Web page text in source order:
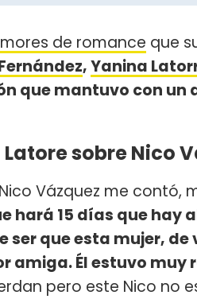
de romance que
,Yanina
que mantuvo con un
sobre Nico
Vázquez me contó,
hará 15 días que hay
ser que esta mujer,
amiga. Él estuvo muy
pero este Nico no